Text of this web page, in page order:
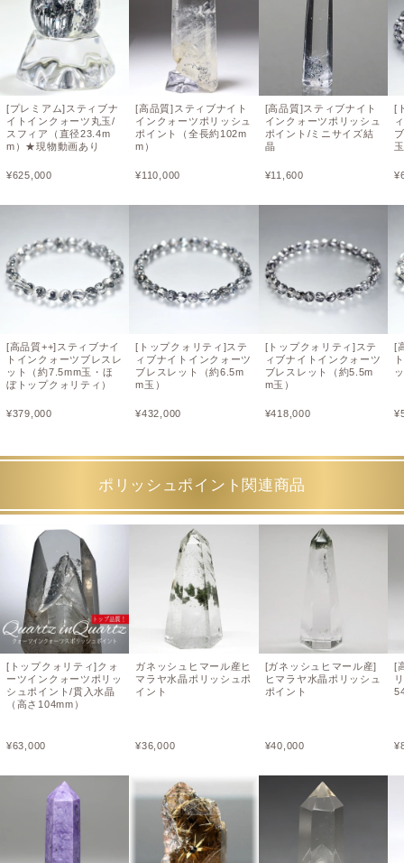
[プレミアム]スティブナ
イトインクォーツ丸玉/
スフィア（直径23.4m
m）★現物動画あり
¥625,000
[高品質++]スティブナイ
トインクォーツブレスレ
ット（約7.5mm玉・ほ
ぼトップクォリティ）
¥379,000
[高品質]スティブナイト
インクォーツポリッシュ
ポイント（全長約102m
m）
¥110,000
[トップクォリティ]ステ
ィブナイトインクォーツ
ブレスレット（約6.5m
m玉）
¥432,000
[高品質]スティブナイト
インクォーツポリッシュ
ポイント/ミニサイズ結
晶
¥11,600
[トップクォリティ]ステ
ィブナイトインクォーツ
ブレスレット（約5.5m
m玉）
¥418,000
[
¥
[
¥
ポリッシュポイント関連商品
[トップクォリティ]クォ
ーツインクォーツポリッ
シュポイント/貫入水晶
（高さ104mm）
¥63,000
ガネッシュヒマール産ヒ
マラヤ水晶ポリッシュポ
イント
¥36,000
[ガネッシュヒマール産]
ヒマラヤ水晶ポリッシュ
ポイント
¥40,000
[
¥